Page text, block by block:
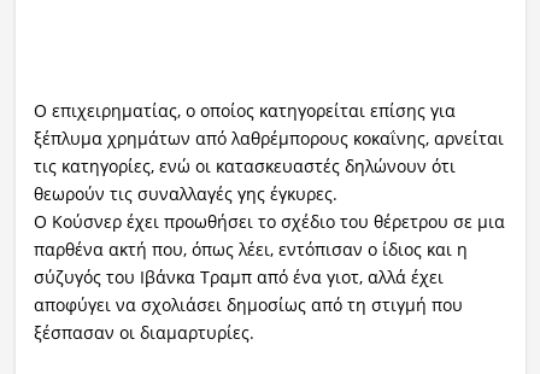
Ο επιχειρηματίας, ο οποίος κατηγορείται επίσης για
ξέπλυμα χρημάτων από λαθρέμπορους κοκαΐνης, αρνείται
τις κατηγορίες, ενώ οι κατασκευαστές δηλώνουν ότι
θεωρούν τις συναλλαγές γης έγκυρες.
Ο Κούσνερ έχει προωθήσει το σχέδιο του θέρετρου σε μια
παρθένα ακτή που, όπως λέει, εντόπισαν ο ίδιος και η
σύζυγός του Ιβάνκα Τραμπ από ένα γιοτ, αλλά έχει
αποφύγει να σχολιάσει δημοσίως από τη στιγμή που
ξέσπασαν οι διαμαρτυρίες.